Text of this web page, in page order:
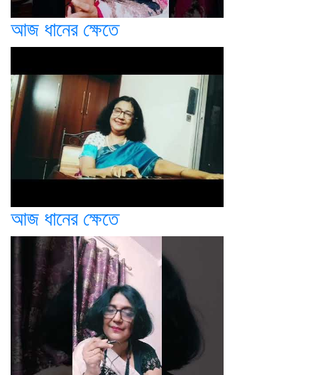
আজ ধানের ক্ষেতে
আজ ধানের ক্ষেতে